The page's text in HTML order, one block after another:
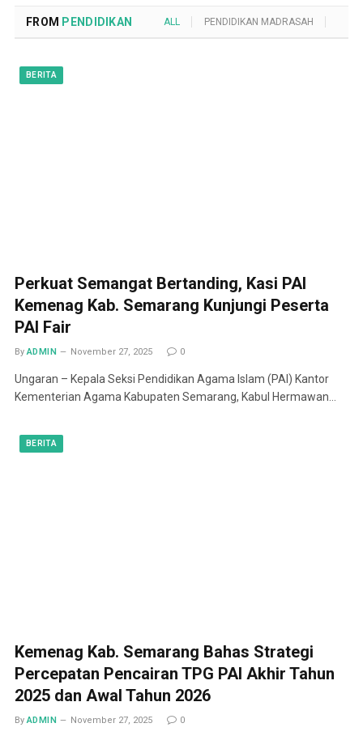
FROM PENDIDIKAN ALL PENDIDIKAN MADRASAH
BERITA
Perkuat Semangat Bertanding, Kasi PAI
Kemenag Kab. Semarang Kunjungi Peserta
PAI Fair
By ADMIN November 27, 2025 0
Ungaran – Kepala Seksi Pendidikan Agama Islam (PAI) Kantor
Kementerian Agama Kabupaten Semarang, Kabul Hermawan…
BERITA
Kemenag Kab. Semarang Bahas Strategi
Percepatan Pencairan TPG PAI Akhir Tahun
2025 dan Awal Tahun 2026
By ADMIN November 27, 2025 0